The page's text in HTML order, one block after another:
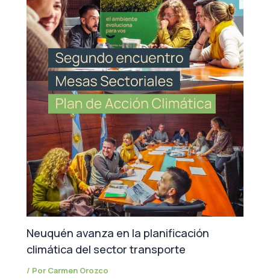
Neuquén avanza en la planificación
climática del sector transporte
/ Por Carmen Orozco